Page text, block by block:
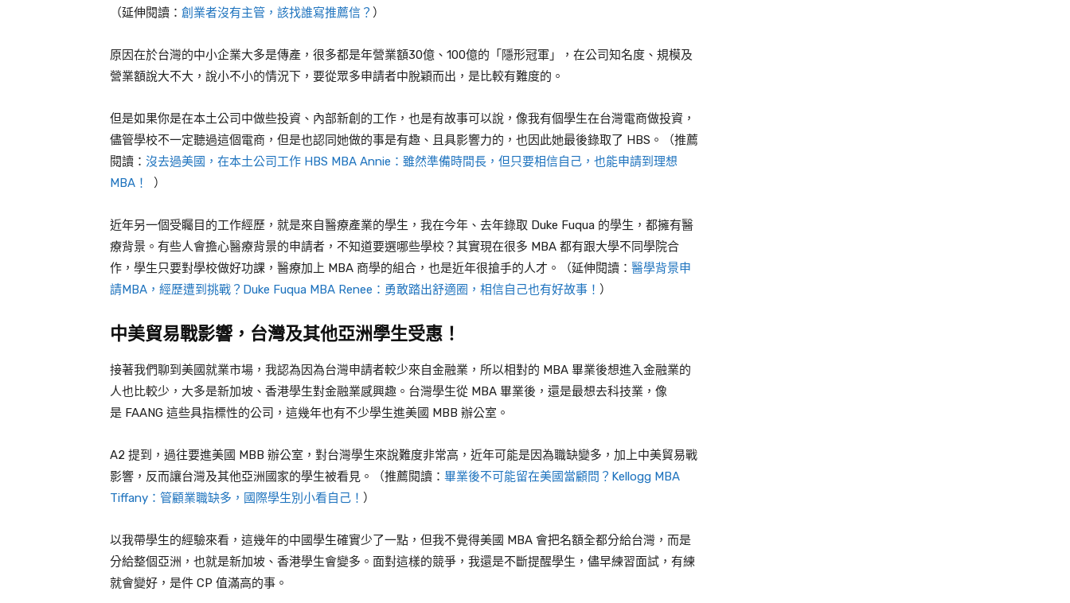
（延伸閱讀： 創業者沒有主管，該找誰寫推薦信？ ）
原因在於台灣的中小企業大多是傳產，很多都是年營業額30億、 100億的「隱形冠軍」，在公司知名度、規模及
營業額說大不大，說小不小的情況下，要從眾多申請者中脫穎而出，是比較有難度的。
但是如果你是在本土公司中做些投資、內部新創的工作，也是有故事可以說，像我有個學生在台灣電商做投資，
儘管學校不一定聽過這個電商，但是也認同她做的事是有趣、且具影響力的，也因此她最後錄取了 HBS 。（推薦
閱讀： 沒去過美國，在本土公司工作 HBS MBA Annie：雖然準備時間長，但只要相信自己，也能申請到理想
MBA！ ）
近年另一個受矚目的工作經歷，就是來自醫療產業的學生，我在今年、去年錄取 Duke Fuqua 的學生，都擁有醫
療背景。有些人會擔心醫療背景的申請者，不知道要選哪些學校？其實現在很多 MBA 都有跟大學不同學院合
作，學生只要對學校做好功課，醫療加上 MBA 商學的組合，也是近年很搶手的人才。（延伸閱讀： 醫學背景申
請MBA，經歷遭到挑戰？Duke Fuqua MBA Renee：勇敢踏出舒適圈，相信自己也有好故事！ ）
中美貿易戰影響，台灣及其他亞洲學生受惠！
接著我們聊到美國就業市場，我認為因為台灣申請者較少來自金融業，所以相對的 MBA 畢業後想進入金融業的
人也比較少，大多是新加坡、香港學生對金融業感興趣。台灣學生從 MBA 畢業後，還是最想去科技業，像
是 FAANG 這些具指標性的公司，這幾年也有不少學生進美國 MBB 辦公室。
A2 提到，過往要進美國 MBB 辦公室，對台灣學生來說難度非常高，近年可能是因為職缺變多，加上中美貿易戰
影響，反而讓台灣及其他亞洲國家的學生被看見。（推薦閱讀： 畢業後不可能留在美國當顧問？Kellogg MBA
Tiffany：管顧業職缺多，國際學生別小看自己！ ）
以我帶學生的經驗來看，這幾年的中國學生確實少了一點，但我不覺得美國 MBA 會把名額全都分給台灣，而是
分給整個亞洲，也就是新加坡、香港學生會變多。面對這樣的競爭，我還是不斷提醒學生，儘早練習面試，有練
就會變好，是件 CP 值滿高的事。